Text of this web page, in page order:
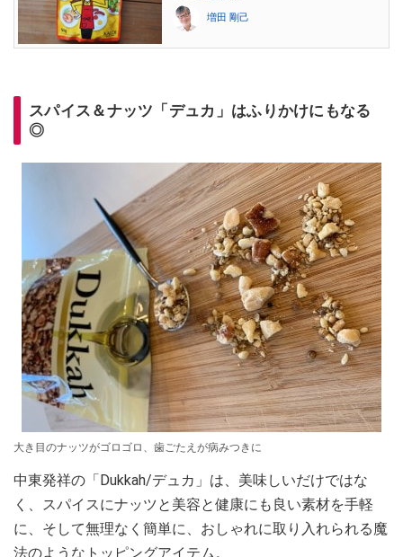
増田 剛己
スパイス＆ナッツ「デュカ」はふりかけにもなる
◎
大き目のナッツがゴロゴロ、歯ごたえが病みつきに
中東発祥の「Dukkah/デュカ」は、美味しいだけではな
く、スパイスにナッツと美容と健康にも良い素材を手軽
に、そして無理なく簡単に、おしゃれに取り入れられる魔
法のようなトッピングアイテム。